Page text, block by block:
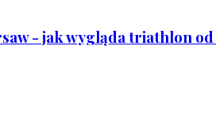
- jak wygląda triathlon